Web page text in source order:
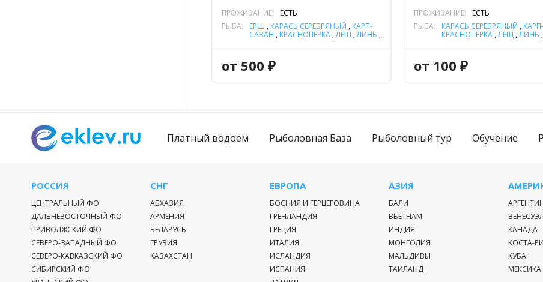
ПРОЖИВАНИЕ:
ЕСТЬ
РЫБА:
ЁРШ , КАРАСЬ СЕРЕБРЯНЫЙ , КАРП-
САЗАН , КРАСНОПЕРКА ,ЛЕЩ ,ЛИНЬ ,
от 500 ₽
ПРОЖИВАНИЕ:
ЕСТЬ
РЫБА:
КАРАСЬ СЕРЕБРЯНЫЙ ,
КРАСНОПЕРКА,ЛЕЩ,ЛИНЬ ,
от 100 ₽
Платный водоем Рыболовная База Рыболовный тур Обучение
РОССИЯ
ЦЕНТРАЛЬНЫЙ ФО
ДАЛЬНЕВОСТОЧНЫЙ ФО
ПРИВОЛЖСКИЙ ФО
СЕВЕРО-ЗАПАДНЫЙ ФО
СЕВЕРО-КАВКАЗСКИЙ ФО
СИБИРСКИЙ ФО
СНГ
АБХАЗИЯ
АРМЕНИЯ
БЕЛАРУСЬ
ГРУЗИЯ
КАЗАХСТАН
ЕВРОПА
БОСНИЯ И ГЕРЦЕГОВИНА
ГРЕНЛАНДИЯ
ГРЕЦИЯ
ИТАЛИЯ
ИСЛАНДИЯ
ИСПАНИЯ
АЗИЯ
БАЛИ
ВЬЕТНАМ
ИНДИЯ
МОНГОЛИЯ
МАЛЬДИВЫ
ТАИЛАНД
КАНАДА
КОСТА-
КУБА
МЕКСИКА